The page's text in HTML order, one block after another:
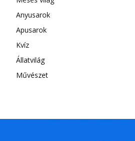
Anyusarok
Apusarok
Kvíz
Állatvilág
Művészet